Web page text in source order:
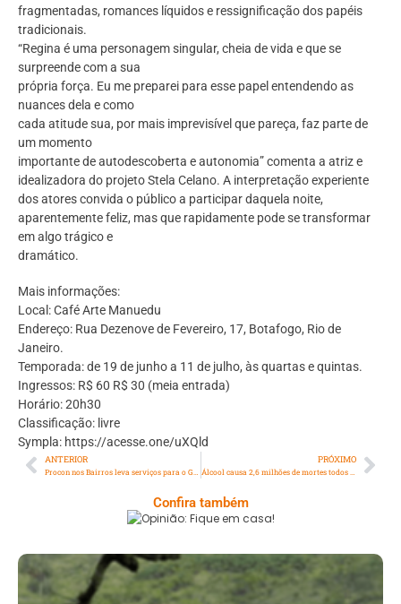
fragmentadas, romances líquidos e ressignificação dos papéis
tradicionais.
“Regina é uma personagem singular, cheia de vida e que se
surpreende com a sua
própria força. Eu me preparei para esse papel entendendo as
nuances dela e como
cada atitude sua, por mais imprevisível que pareça, faz parte de
um momento
importante de autodescoberta e autonomia” comenta a atriz e
idealizadora do projeto Stela Celano. A interpretação experiente
dos atores convida o público a participar daquela noite,
aparentemente feliz, mas que rapidamente pode se transformar
em algo trágico e
dramático.
Mais informações:
Local: Café Arte Manuedu
Endereço: Rua Dezenove de Fevereiro, 17, Botafogo, Rio de
Janeiro.
Temporada: de 19 de junho a 11 de julho, às quartas e quintas.
Ingressos: R$ 60 R$ 30 (meia entrada)
Horário: 20h30
Classificação: livre
Sympla: https://acesse.one/uXQld
ANTERIOR PRÓXIMO
Confira também
Opinião: Fique Em Casa!